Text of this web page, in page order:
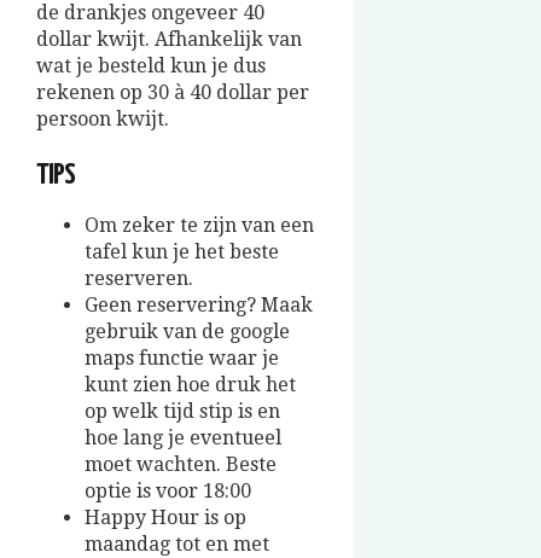
de drankjes ongeveer 40
dollar kwijt. Afhankelijk van
wat je besteld kun je dus
rekenen op 30 à 40 dollar per
persoon kwijt.
TIPS
Om zeker te zijn van een
tafel kun je het beste
reserveren.
Geen reservering? Maak
gebruik van de google
maps functie waar je
kunt zien hoe druk het
op welk tijd stip is en
hoe lang je eventueel
moet wachten. Beste
optie is voor 18:00
Happy Hour is op
maandag tot en met